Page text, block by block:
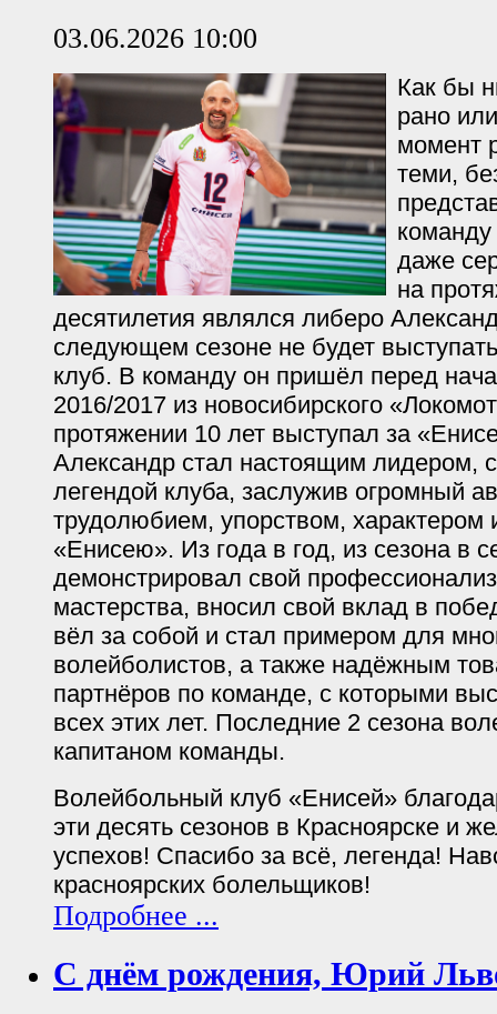
03.06.2026 10:00
Как бы
рано
момент
теми,
даже
на
десятилетия являлся либеро
следующем сезоне не будет
клуб. В команду он пришёл перед
2016/2017 из новосибирского
протяжении 10 лет выступал за
Александр стал настоящим лидером,
легендой клуба, заслужив огромный
трудолюбием, упорством, характером
«Енисею». Из года в год, из сезона в
демонстрировал свой
мастерства, вносил свой вклад в
вёл за собой и стал примером для
волейболистов, а также надёжным
партнёров по команде, с которыми
всех этих лет. Последние 2 сезона
капитаном команды.
Волейбольный клуб «Енисей»
эти десять сезонов в Красноярске и
успехов! Спасибо за всё, легенда!
красноярских болельщиков!
Подробнее ...
С днём рождения, Юрий